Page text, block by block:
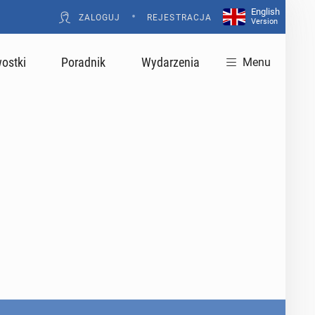
ZALOGUJ • REJESTRACJA
English
Version
Poradnik Wydarzenia Menu